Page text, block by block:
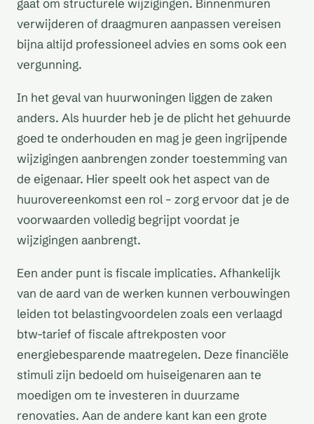
gaat om structurele wijzigingen. Binnenmuren
verwijderen of draagmuren aanpassen vereisen
bijna altijd professioneel advies en soms ook een
vergunning.
In het geval van huurwoningen liggen de zaken
anders. Als huurder heb je de plicht het gehuurde
goed te onderhouden en mag je geen ingrijpende
wijzigingen aanbrengen zonder toestemming van
de eigenaar. Hier speelt ook het aspect van de
huurovereenkomst een rol – zorg ervoor dat je de
voorwaarden volledig begrijpt voordat je
wijzigingen aanbrengt.
Een ander punt is fiscale implicaties. Afhankelijk
van de aard van de werken kunnen verbouwingen
leiden tot belastingvoordelen zoals een verlaagd
btw-tarief of fiscale aftrekposten voor
energiebesparende maatregelen. Deze financiële
stimuli zijn bedoeld om huiseigenaren aan te
moedigen om te investeren in duurzame
renovaties. Aan de andere kant kan een grote